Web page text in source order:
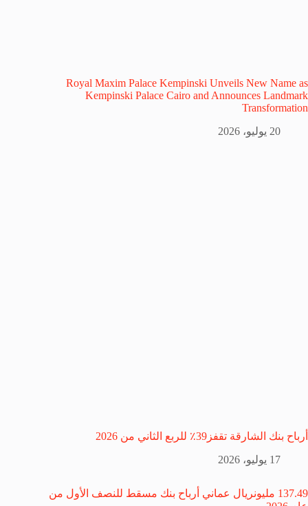
Royal Maxim Palace Kempinski Unveils New Name as
Kempinski Palace Cairo and Announces Landmark
Transformation
20 يوليو، 2026
أرباح بنك الشارقة تقفز39٪ للربع الثاني من 2026
17 يوليو، 2026
137.49 مليونريال عماني أرباح بنك مسقط للنصف الأول من